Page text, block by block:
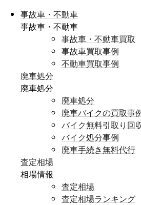
事故車・不動車
事故車・不動車
事故車・不動車買取
事故車買取事例
不動車買取事例
廃車処分
廃車処分
廃車処分
廃車バイクの買取事
バイク無料引取り回
バイク処分事例
廃車手続き無料代行
査定相場
相場情報
査定相場
査定相場ランキング